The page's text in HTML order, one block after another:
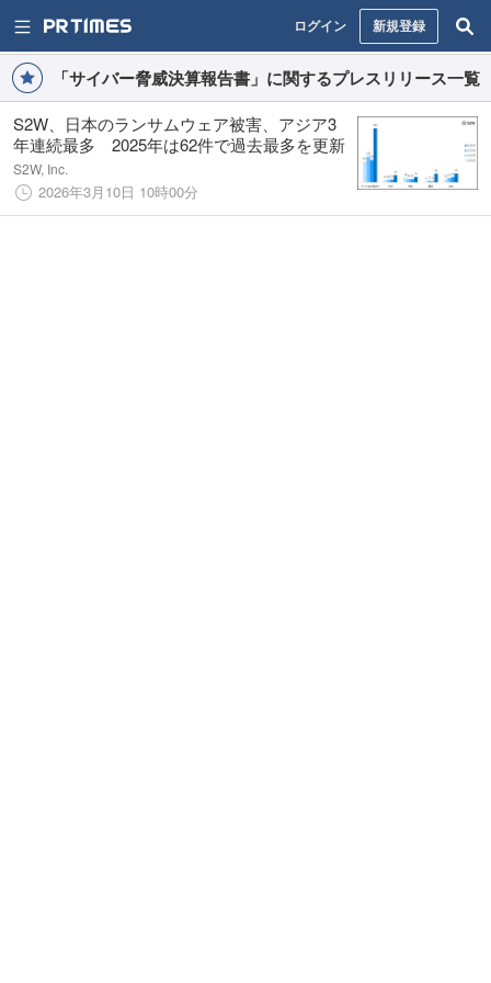
ログイン 新規登録
「サイバー脅威決算報告書」に関するプレスリリース一覧
S2W、日本のランサムウェア被害、アジア3
年連続最多 2025年は62件で過去最多を更新
S2W, Inc.
2026年3月10日 10時00分